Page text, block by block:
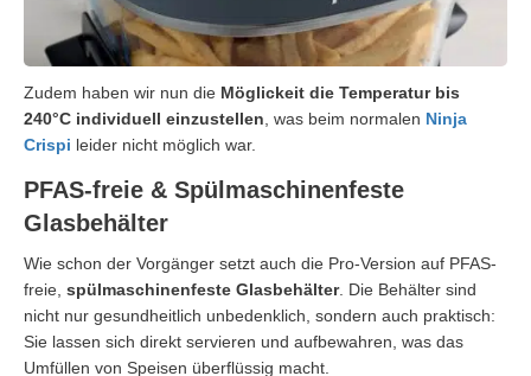
Zudem haben wir nun die Möglickeit die Temperatur bis
240°C individuell einzustellen , was beim normalen Ninja
Crispi leider nicht möglich war.
PFAS-freie & Spülmaschinenfeste
Glasbehälter
Wie schon der Vorgänger setzt auch die Pro-Version auf PFAS-
freie, spülmaschinenfeste Glasbehälter. Die Behälter sind
nicht nur gesundheitlich unbedenklich, sondern auch praktisch:
Sie lassen sich direkt servieren und aufbewahren, was das
Umfüllen von Speisen überflüssig macht.